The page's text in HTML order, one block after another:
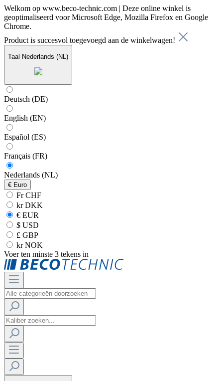
Welkom op www.beco-technic.com | Deze online winkel is
geoptimaliseerd voor Microsoft Edge, Mozilla Firefox en Google
Chrome.
Product is succesvol toegevoegd aan de winkelwagen!
Taal Nederlands (NL)
Deutsch (DE)
English (EN)
Español (ES)
Français (FR)
Nederlands (NL)
€ Euro
Fr CHF
kr DKK
€ EUR
$ USD
£ GBP
kr NOK
Voer ten minste 3 tekens in